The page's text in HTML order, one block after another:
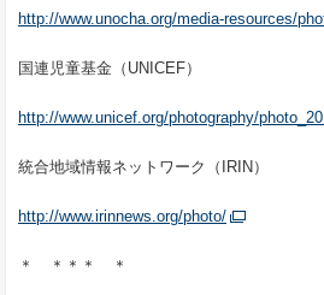
http://www.unocha.org/media-resources/
国連児童基金（UNICEF）
http://www.unicef.org/photography/
統合地域情報ネットワーク（IRIN）
http://www.irinnews.org/photo/
＊ ＊＊＊ ＊